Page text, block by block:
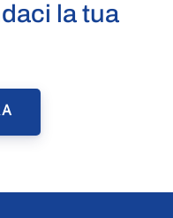
la tua